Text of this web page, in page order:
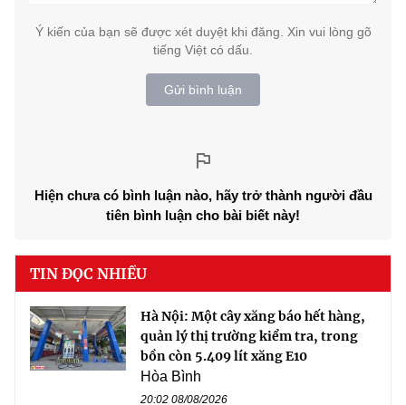
Ý kiến của bạn sẽ được xét duyệt khi đăng. Xin vui lòng gõ
tiếng Việt có dấu.
Gửi bình luận
Hiện chưa có bình luận nào, hãy trở thành người đầu
tiên bình luận cho bài biết này!
TIN ĐỌC NHIỀU
Hà Nội: Một cây xăng báo hết hàng,
quản lý thị trường kiểm tra, trong
bồn còn 5.409 lít xăng E10
Hòa Bình
20:02 08/08/2026